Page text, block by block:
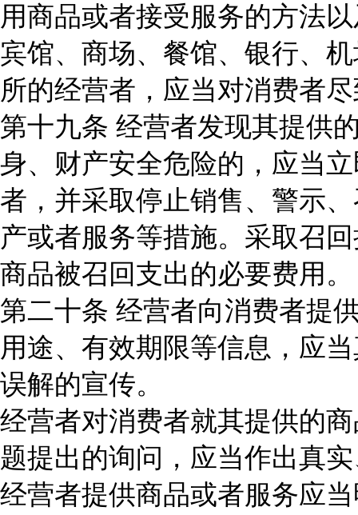
用商品或者接受服务的方法
宾馆、商场、餐馆、银行、
所的经营者，应当对消费者
第十九条 经营者发现其提供
身、财产安全危险的，应当
者，并采取停止销售、警示
产或者服务等措施。采取召
商品被召回支出的必要费用。
第二十条 经营者向消费者提
用途、有效期限等信息，应
误解的宣传。
经营者对消费者就其提供的
题提出的询问，应当作出真
经营者提供商品或者服务应